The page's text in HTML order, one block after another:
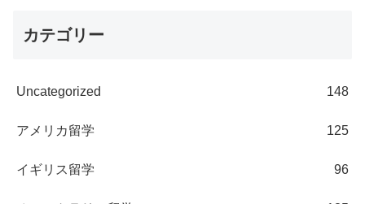
カテゴリー
Uncategorized 148
アメリカ留学 125
イギリス留学 96